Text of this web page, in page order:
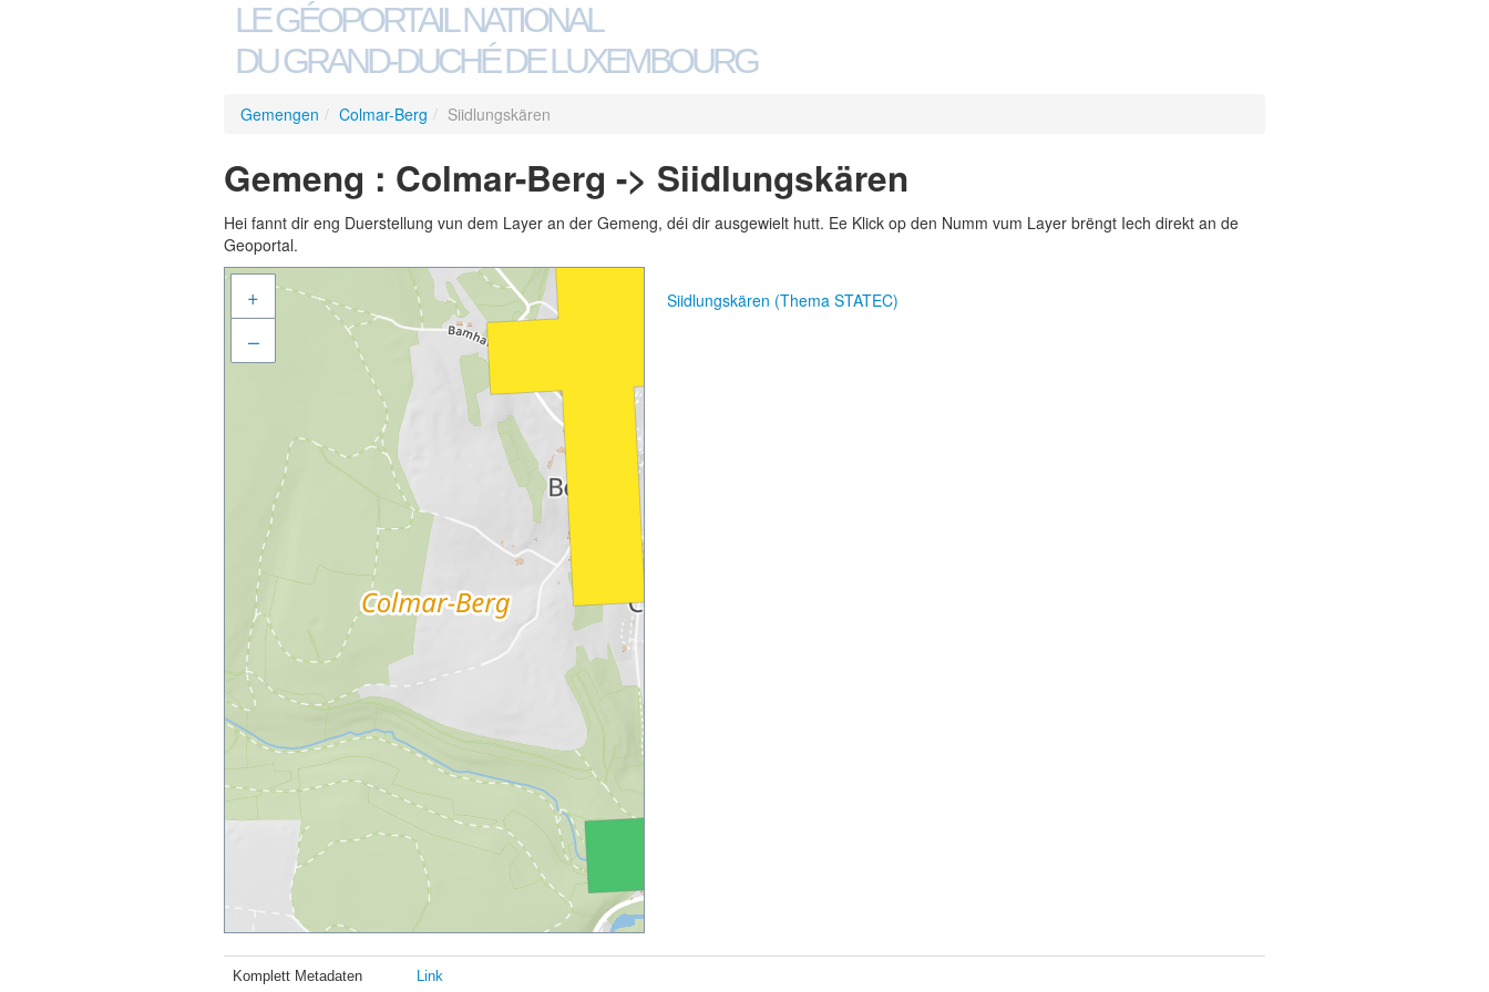
LE GÉOPORTAIL NATIONAL
DU GRAND-DUCHÉ DE LUXEMBOURG
Gemengen / Colmar-Berg / Siidlungskären
Gemeng : Colmar-Berg -> Siidlungskären
Hei fannt dir eng Duerstellung vun dem Layer an der Gemeng, déi dir ausgewielt hutt. Ee Klick op den Numm vum Layer brëngt Iech direkt an de
Geoportal.
+
–
Siidlungskären (Thema STATEC)
Komplett Metadaten Link